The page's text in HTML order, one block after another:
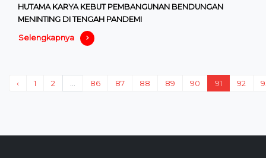
HUTAMA KARYA KEBUT PEMBANGUNAN BENDUNGAN
MENINTING DI TENGAH PANDEMI
Selengkapnya
‹ 1 2 86 87 88 89 90 91 92